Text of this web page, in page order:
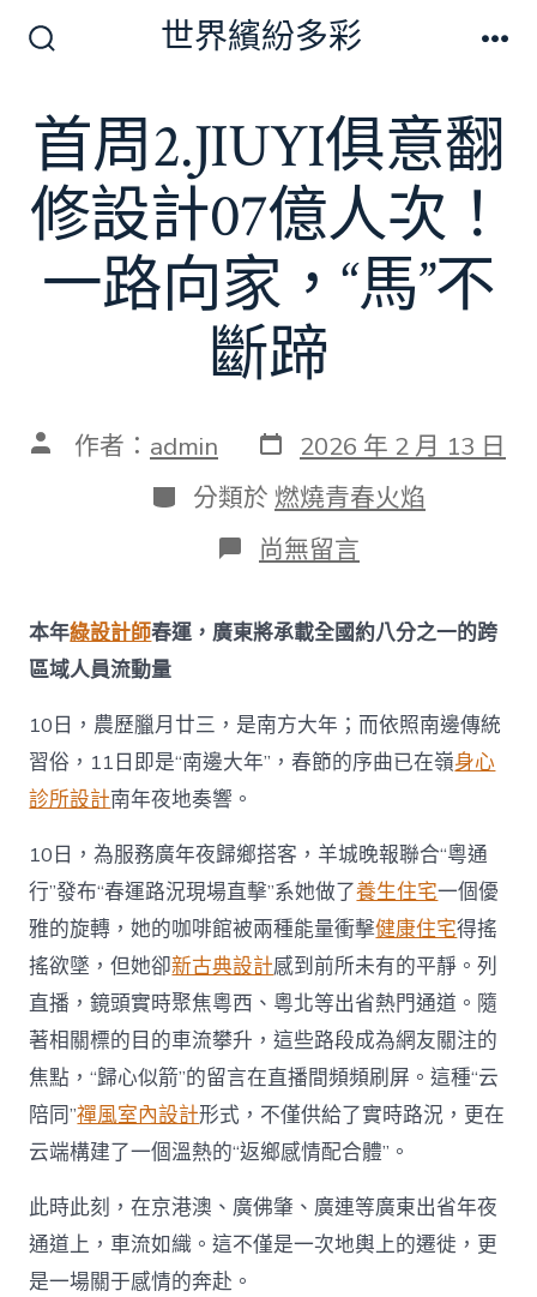
切
換
開
關
世界繽紛多彩
首周2.JIUYI俱意翻
修設計07億人次！
一路向家，“馬”不
斷蹄
文 作者： admin 發
表
日
期
2026 年 2 月 13 日
分
類
分類於 燃燒青春火焰
在
〈首
2.JIUYI
俱
修
設
計
人
次！
一
路
向
家，
“馬”
不
斷
蹄〉
中
尚無留言
本年綠設計師春運，廣東將承載全國約八分之一的跨
區域人員流動量
10日，農歷臘月廿三，是南方大年；而依照南邊傳統
習俗，11日即是“南邊大年”，春節的序曲已在嶺身心
診所設計南年夜地奏響。
10日，為服務廣年夜歸鄉搭客，羊城晚報聯合“粵通
行”發布“春運路況現場直擊”系她做了養生住宅一個優
雅的旋轉，她的咖啡館被兩種能量衝擊健康住宅得搖
搖欲墜，但她卻新古典設計感到前所未有的平靜。列
直播，鏡頭實時聚焦粵西、粵北等出省熱門通道。隨
著相關標的目的車流攀升，這些路段成為網友關注的
焦點，“歸心似箭”的留言在直播間頻頻刷屏。這種“云
陪同”禪風室內設計形式，不僅供給了實時路況，更在
云端構建了一個溫熱的“返鄉感情配合體”。
此時此刻，在京港澳、廣佛肇、廣連等廣東出省年夜
通道上，車流如織。這不僅是一次地輿上的遷徙，更
是一場關于感情的奔赴。